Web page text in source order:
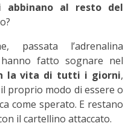
abbinano al resto del
passata l’adrenalina
fatto sognare nel
la vita di tutti i giorni,
proprio modo di essere o
come sperato. E restano
il cartellino attaccato.